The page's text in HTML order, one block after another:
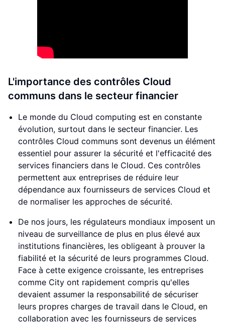
L'importance des contrôles Cloud
communs dans le secteur financier
Le monde du Cloud computing est en constante
évolution, surtout dans le secteur financier. Les
contrôles Cloud communs sont devenus un élément
essentiel pour assurer la sécurité et l'efficacité des
services financiers dans le Cloud. Ces contrôles
permettent aux entreprises de réduire leur
dépendance aux fournisseurs de services Cloud et
de normaliser les approches de sécurité.
De nos jours, les régulateurs mondiaux imposent un
niveau de surveillance de plus en plus élevé aux
institutions financières, les obligeant à prouver la
fiabilité et la sécurité de leurs programmes Cloud.
Face à cette exigence croissante, les entreprises
comme City ont rapidement compris qu'elles
devaient assumer la responsabilité de sécuriser
leurs propres charges de travail dans le Cloud, en
collaboration avec les fournisseurs de services